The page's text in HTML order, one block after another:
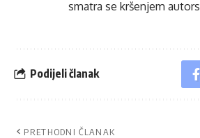
smatra se kršenjem
Podijeli članak
PRETHODNI ČLANAK